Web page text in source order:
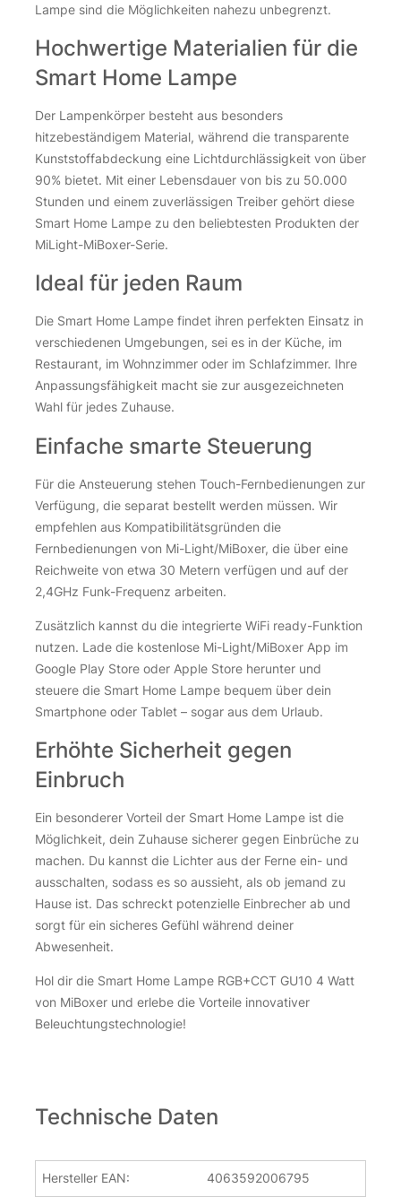
Lampe sind die Möglichkeiten nahezu unbegrenzt.
Hochwertige Materialien für die
Smart Home Lampe
Der Lampenkörper besteht aus besonders
hitzebeständigem Material, während die transparente
Kunststoffabdeckung eine Lichtdurchlässigkeit von über
90% bietet. Mit einer Lebensdauer von bis zu 50.000
Stunden und einem zuverlässigen Treiber gehört diese
Smart Home Lampe zu den beliebtesten Produkten der
MiLight-MiBoxer-Serie.
Ideal für jeden Raum
Die Smart Home Lampe findet ihren perfekten Einsatz in
verschiedenen Umgebungen, sei es in der Küche, im
Restaurant, im Wohnzimmer oder im Schlafzimmer. Ihre
Anpassungsfähigkeit macht sie zur ausgezeichneten
Wahl für jedes Zuhause.
Einfache smarte Steuerung
Für die Ansteuerung stehen Touch-Fernbedienungen zur
Verfügung, die separat bestellt werden müssen. Wir
empfehlen aus Kompatibilitätsgründen die
Fernbedienungen von Mi-Light/MiBoxer, die über eine
Reichweite von etwa 30 Metern verfügen und auf der
2,4GHz Funk-Frequenz arbeiten.
Zusätzlich kannst du die integrierte WiFi ready-Funktion
nutzen. Lade die kostenlose Mi-Light/MiBoxer App im
Google Play Store oder Apple Store herunter und
steuere die Smart Home Lampe bequem über dein
Smartphone oder Tablet – sogar aus dem Urlaub.
Erhöhte Sicherheit gegen
Einbruch
Ein besonderer Vorteil der Smart Home Lampe ist die
Möglichkeit, dein Zuhause sicherer gegen Einbrüche zu
machen. Du kannst die Lichter aus der Ferne ein- und
ausschalten, sodass es so aussieht, als ob jemand zu
Hause ist. Das schreckt potenzielle Einbrecher ab und
sorgt für ein sicheres Gefühl während deiner
Abwesenheit.
Hol dir die Smart Home Lampe RGB+CCT GU10 4 Watt
von MiBoxer und erlebe die Vorteile innovativer
Beleuchtungstechnologie!
Technische Daten
Hersteller EAN: 4063592006795